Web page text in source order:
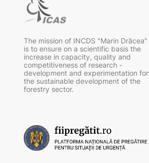
The mission of INCDS "Marin Drăcea"
is to ensure on a scientific basis the
increase in capacity, quality and
competitiveness of research -
development and experimentation for
the sustainable development of the
forestry sector.